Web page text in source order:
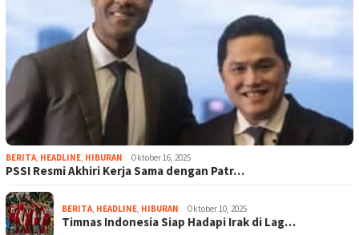
BERITA HEADLINE HIBURAN Oktober 16, 2025
PSSI Resmi Akhiri Kerja Sama dengan Patr…
BERITA HEADLINE HIBURAN Oktober 10, 2025
Timnas Indonesia Siap Hadapi Irak di Lag…